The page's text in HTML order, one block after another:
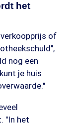
het
of
nog een
je huis
"In het